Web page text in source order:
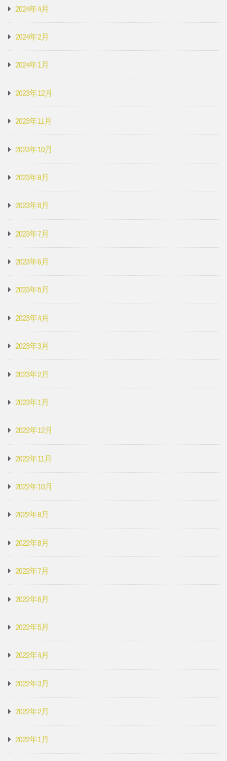
2024年4月
2024年2月
2024年1月
2023年12月
2023年11月
2023年10月
2023年9月
2023年8月
2023年7月
2023年6月
2023年5月
2023年4月
2023年3月
2023年2月
2023年1月
2022年12月
2022年11月
2022年10月
2022年9月
2022年8月
2022年7月
2022年6月
2022年5月
2022年4月
2022年3月
2022年2月
2022年1月